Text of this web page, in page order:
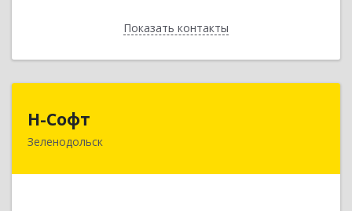
Показать контакты
Назад
Н-Софт
Зеленодольск422521, Татарстан Респ (Татарстан),